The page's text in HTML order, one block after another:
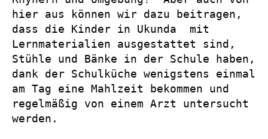
hier aus können wir dazu beitragen,
dass die Kinder in Ukunda mit
Lernmaterialien ausgestattet sind,
Stühle und Bänke in der Schule haben,
dank der Schulküche wenigstens einmal
am Tag eine Mahlzeit bekommen und
regelmäßig von einem Arzt untersucht
werden.